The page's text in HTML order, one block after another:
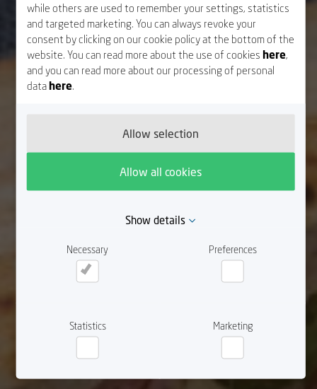
while others are used to remember your settings, statistics
and targeted marketing. You can always revoke your
consent by clicking on our cookie policy at the bottom of the
website. You can read more about the use of cookies here,
and you can read more about our processing of personal
datahere.
Allow selection
Allow all cookies
Show details
Necessary Preferences
Statistics Marketing